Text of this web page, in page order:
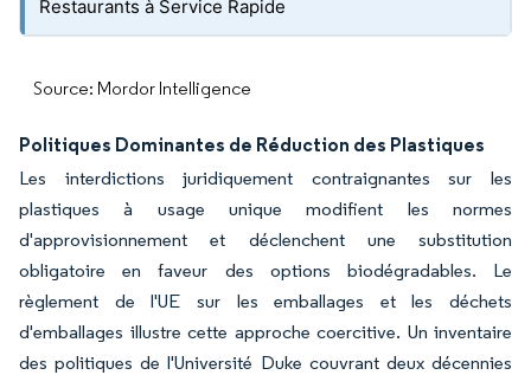
Restaurants à Service Rapide
Source: Mordor Intelligence
Politiques Dominantes de Réduction des Plastiques
Les interdictions juridiquement contraignantes sur les
plastiques à usage unique modifient les normes
d'approvisionnement et déclenchent une substitution
obligatoire en faveur des options biodégradables. Le
règlement de l'UE sur les emballages et les déchets
d'emballages illustre cette approche coercitive. Un inventaire
des politiques de l'Université Duke couvrant deux décennies